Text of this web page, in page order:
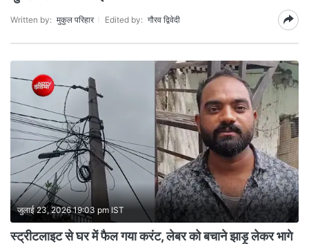
Written by: मुकुल परिहार Edited by: गौरव द्विवेदी
जुलाई 23, 2026 19:03 pm IST
स्ट्रीटलाइट से घर में फैल गया करंट, लेबर को बचाने झाड़ू लेकर भागे